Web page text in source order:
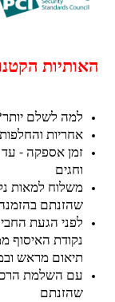
האותיות
למה לשלם
אחריות והחלפות עד 14 ימים
וחגים
משלוח למאות
שהזנתם
לפני הגעת
נקודת האיסוף
תיאום מראש
עם השלמת
שהזנתם